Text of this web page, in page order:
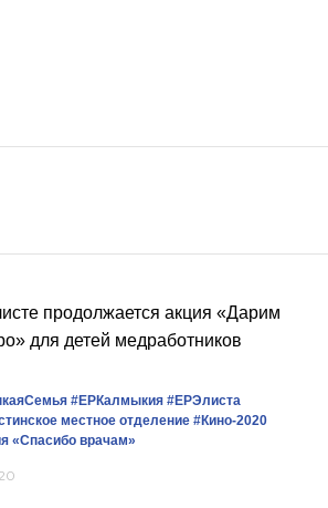
продолжается акция «Дарим
для детей медработников
#ЕРКалмыкия #ЕРЭлиста
местное отделение #Кино-2020
«Спасибо врачам»